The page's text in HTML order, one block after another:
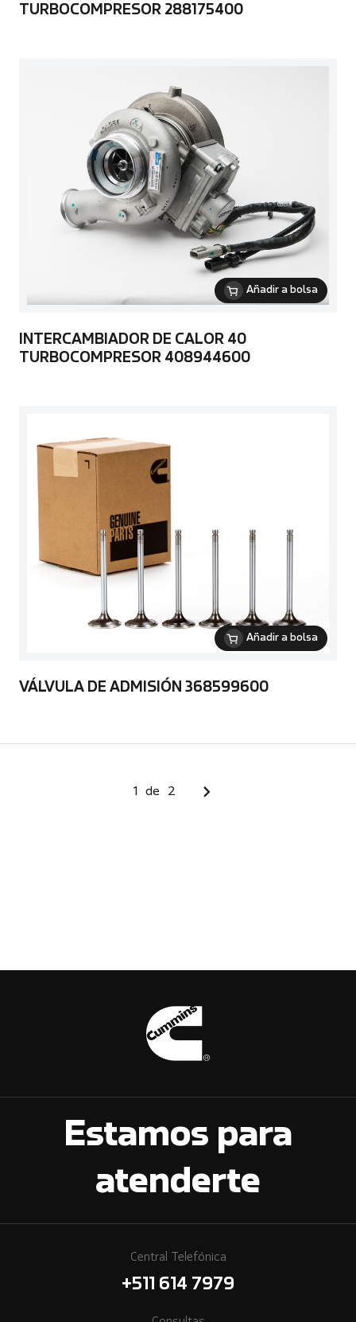
TURBOCOMPRESOR 288175400
Añadir a bolsa
INTERCAMBIADOR DE CALOR 40
TURBOCOMPRESOR 408944600
Añadir a bolsa
VÁLVULA DE ADMISIÓN 368599600
1 de 2
Estamos para
atenderte
Central Telefónica
+511 614 7979